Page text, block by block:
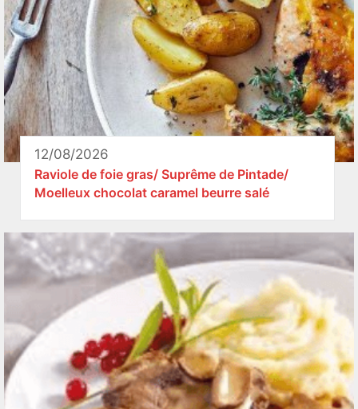
12/08/2026
Raviole de foie gras/ Suprême de Pintade/
Moelleux chocolat caramel beurre salé